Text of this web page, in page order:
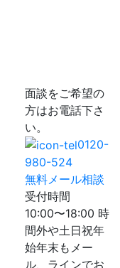
面談をご希望の
方はお電話下さ
い。
0120-
980-524
無料メール相談
受付時間
10:00〜18:00 時
間外や土日祝年
始年末もメー
ル、ラインでお